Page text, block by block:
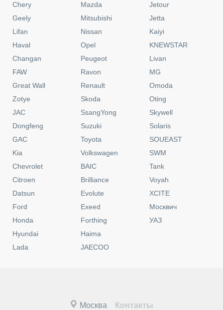
Chery
Geely
Lifan
Haval
Changan
FAW
Great Wall
Zotye
JAC
Dongfeng
GAC
Kia
Chevrolet
Citroen
Datsun
Ford
Honda
Hyundai
Lada
Mazda
Mitsubishi
Nissan
Opel
Peugeot
Ravon
Renault
Skoda
SsangYong
Suzuki
Toyota
Volkswagen
BAIC
Brilliance
Evolute
Exeed
Forthing
Haima
JAECOO
Jetour
Jetta
Kaiyi
KNEWSTAR
Livan
MG
Omoda
Oting
Skywell
Solaris
SOUEAST
SWM
Tank
Voyah
XCITE
Москвич
УАЗ
Москва Контакты